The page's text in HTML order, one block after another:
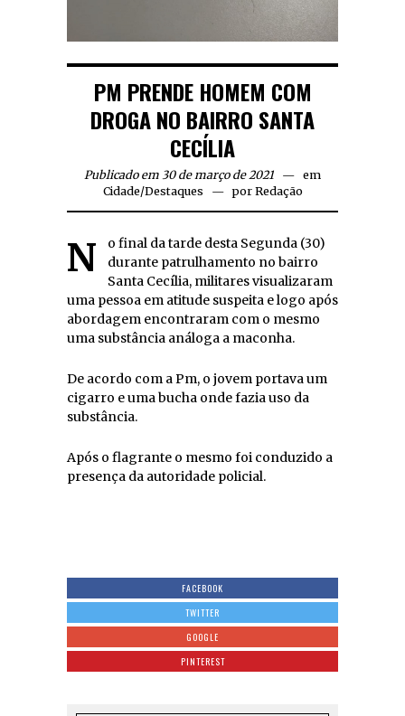
PM PRENDE HOMEM COM
DROGA NO BAIRRO SANTA
CECÍLIA
Publicado em 30 de março de 2021
em
Cidade/Destaques por Redação
No final da tarde desta Segunda (30)
durante patrulhamento no bairro
Santa Cecília, militares visualizaram
uma pessoa em atitude suspeita e logo após
abordagem encontraram com o mesmo
uma substância análoga a maconha.
De acordo com a Pm, o jovem portava um
cigarro e uma bucha onde fazia uso da
substância.
Após o flagrante o mesmo foi conduzido a
presença da autoridade policial.
FACEBOOK
TWITTER
GOOGLE
PINTEREST